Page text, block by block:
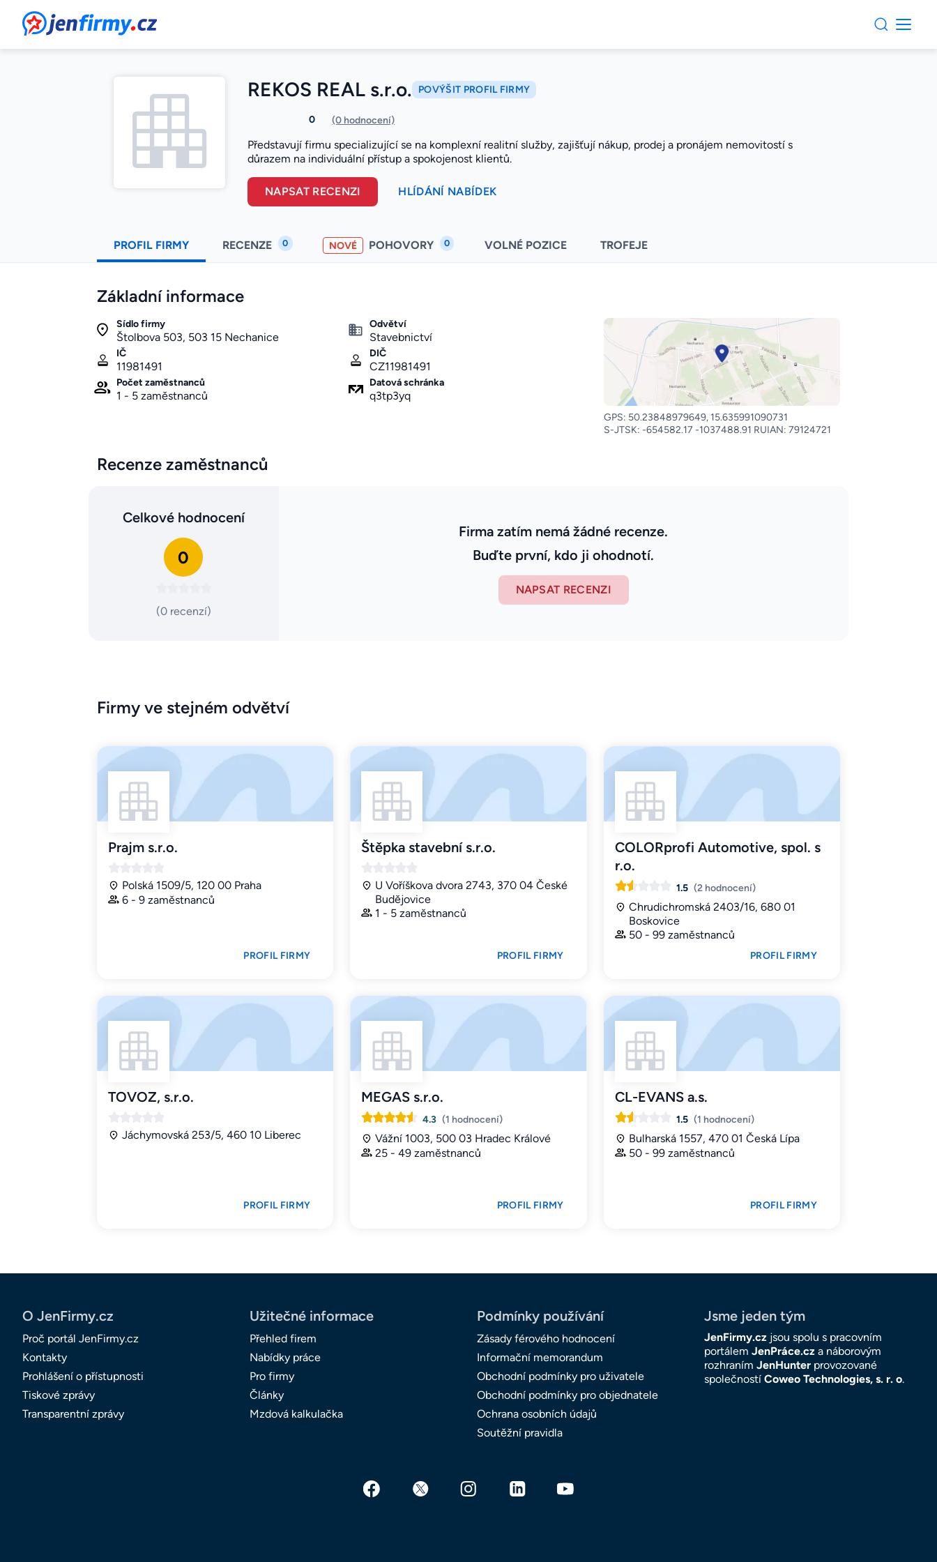
JenFirmy.cz
REKOS REAL s.r.o. POVÝŠIT PROFIL FIRMY
0 (0 hodnocení)
Představují firmu specializující se na komplexní realitní služby, zajišťují nákup, prodej a pronájem nemovitostí s
důrazem na individuální přístup a spokojenost klientů.
NAPSAT RECENZI HLÍDÁNÍ NABÍDEK
PROFIL FIRMY RECENZE 0 NOVÉ POHOVORY 0 VOLNÉ POZICE TROFEJE
Základní informace
Sídlo firmy
Štolbova 503, 503 15 Nechanice
Odvětví
Stavebnictví
IČ
11981491
DIČ
CZ11981491
Počet zaměstnanců
1 - 5 zaměstnanců
Datová schránka
q3tp3yq
GPS: 50.23848979649, 15.635991090731
S-JTSK: -654582.17 -1037488.91 RUIAN: 79124721
Recenze zaměstnanců
Celkové hodnocení
0
(0 recenzí)
Firma zatím nemá žádné recenze.
Buďte první, kdo ji ohodnotí.
NAPSAT RECENZI
Firmy ve stejném odvětví
Prajm s.r.o.
Polská 1509/5, 120 00 Praha
6 - 9 zaměstnanců
PROFIL FIRMY
Štěpka stavební s.r.o.
U Voříškova dvora 2743, 370 04 České
Budějovice
1 - 5 zaměstnanců
PROFIL FIRMY
COLORprofi Automotive, spol. s
r.o.
1.5 (2 hodnocení)
Chrudichromská 2403/16, 680 01
Boskovice
50 - 99 zaměstnanců
PROFIL FIRMY
TOVOZ, s.r.o.
Jáchymovská 253/5, 460 10 Liberec
PROFIL FIRMY
MEGAS s.r.o.
4.3 (1 hodnocení)
Vážní 1003, 500 03 Hradec Králové
25 - 49 zaměstnanců
PROFIL FIRMY
CL-EVANS a.s.
1.5 (1 hodnocení)
Bulharská 1557, 470 01 Česká Lípa
50 - 99 zaměstnanců
PROFIL FIRMY
O JenFirmy.cz
Proč portál JenFirmy.cz
Kontakty
Prohlášení o přístupnosti
Tiskové zprávy
Transparentní zprávy
Užitečné informace
Přehled firem
Nabídky práce
Pro firmy
Články
Mzdová kalkulačka
Podmínky používání
Zásady férového hodnocení
Informační memorandum
Obchodní podmínky pro uživatele
Obchodní podmínky pro objednatele
Ochrana osobních údajů
Soutěžní pravidla
Jsme jeden tým
JenFirmy.cz jsou spolu s pracovním
portálem JenPráce.cz a náborovým
rozhraním JenHunter provozované
společností Coweo Technologies, s. r. o.